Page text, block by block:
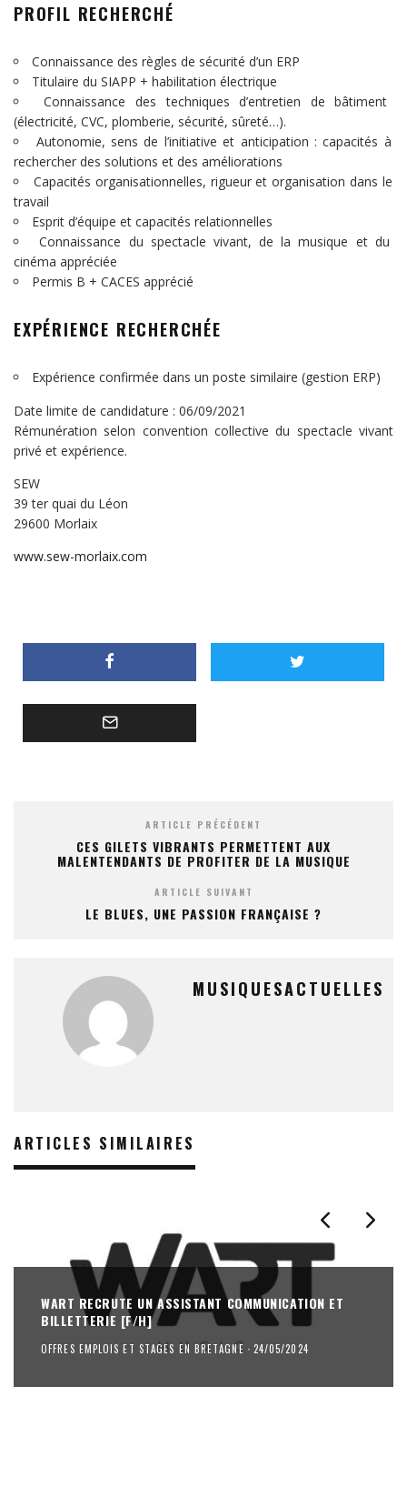
PROFIL RECHERCHÉ
Connaissance des règles de sécurité d’un ERP
Titulaire du SIAPP + habilitation électrique
Connaissance des techniques d’entretien de bâtiment
(électricité, CVC, plomberie, sécurité, sûreté…).
Autonomie, sens de l’initiative et anticipation : capacités à
rechercher des solutions et des améliorations
Capacités organisationnelles, rigueur et organisation dans le
travail
Esprit d’équipe et capacités relationnelles
Connaissance du spectacle vivant, de la musique et du
cinéma appréciée
Permis B + CACES apprécié
EXPÉRIENCE RECHERCHÉE
Expérience confirmée dans un poste similaire (gestion ERP)
Date limite de candidature : 06/09/2021
Rémunération selon convention collective du spectacle vivant
privé et expérience.
SEW
39 ter quai du Léon
29600 Morlaix
www.sew-morlaix.com
ARTICLE PRÉCÉDENT
CES GILETS VIBRANTS PERMETTENT AUX
MALENTENDANTS DE PROFITER DE LA MUSIQUE
ARTICLE SUIVANT
LE BLUES, UNE PASSION FRANÇAISE ?
MUSIQUESACTUELLES
ARTICLES SIMILAIRES
WART RECRUTE UN ASSISTANT COMMUNICATION ET
BILLETTERIE [F/H]
OFFRES EMPLOIS ET STAGES EN BRETAGNE · 24/05/2024